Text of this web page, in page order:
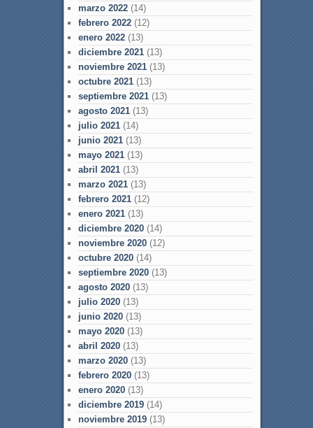
marzo 2022(14)
febrero 2022(12)
enero 2022(13)
diciembre 2021(13)
noviembre 2021(13)
octubre 2021(13)
septiembre 2021(13)
agosto 2021(13)
julio 2021(14)
junio 2021(13)
mayo 2021(13)
abril 2021(13)
marzo 2021(13)
febrero 2021(12)
enero 2021(13)
diciembre 2020(14)
noviembre 2020(12)
octubre 2020(14)
septiembre 2020(13)
agosto 2020(13)
julio 2020(13)
junio 2020(13)
mayo 2020(13)
abril 2020(13)
marzo 2020(13)
febrero 2020(13)
enero 2020(13)
diciembre 2019(14)
noviembre 2019(13)